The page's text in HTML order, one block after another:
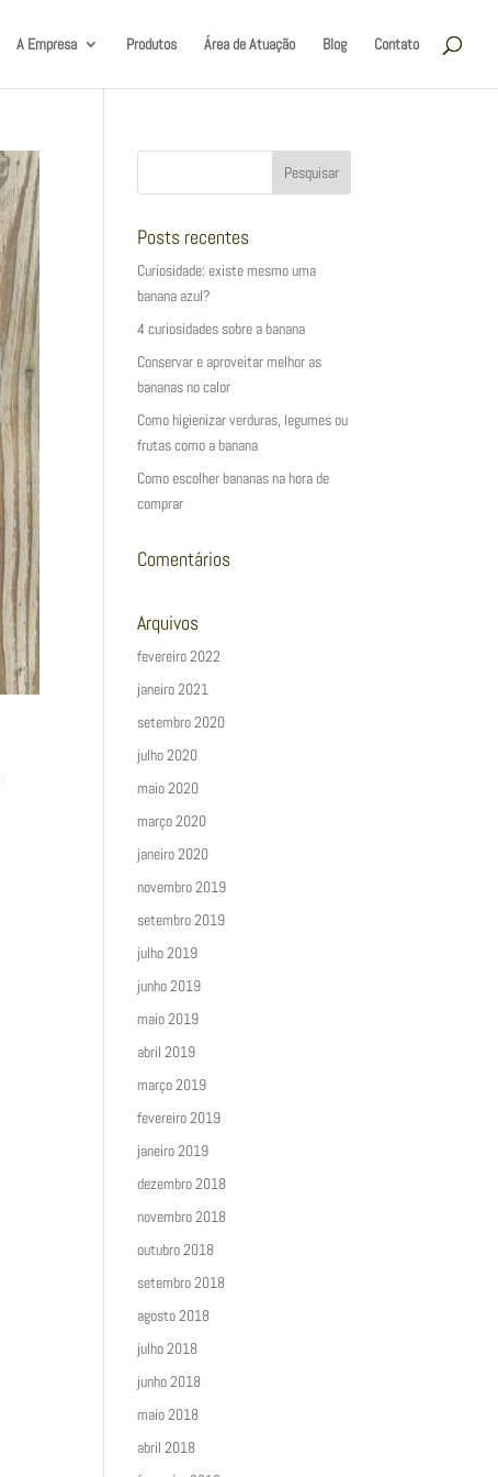
A Empresa Produtos Área de Atuação Blog Contato
Posts recentes
Curiosidade: existe mesmo uma
banana azul?
4 curiosidades sobre a banana
Conservar e aproveitar melhor as
bananas no calor
Como higienizar verduras, legumes ou
frutas como a banana
Como escolher bananas na hora de
comprar
Comentários
Arquivos
fevereiro 2022
janeiro 2021
setembro 2020
julho 2020
maio 2020
março 2020
janeiro 2020
novembro 2019
setembro 2019
julho 2019
junho 2019
maio 2019
abril 2019
março 2019
fevereiro 2019
janeiro 2019
dezembro 2018
novembro 2018
outubro 2018
setembro 2018
agosto 2018
julho 2018
junho 2018
maio 2018
abril 2018